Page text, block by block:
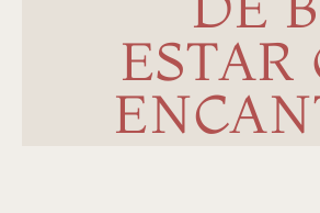
ESTAR